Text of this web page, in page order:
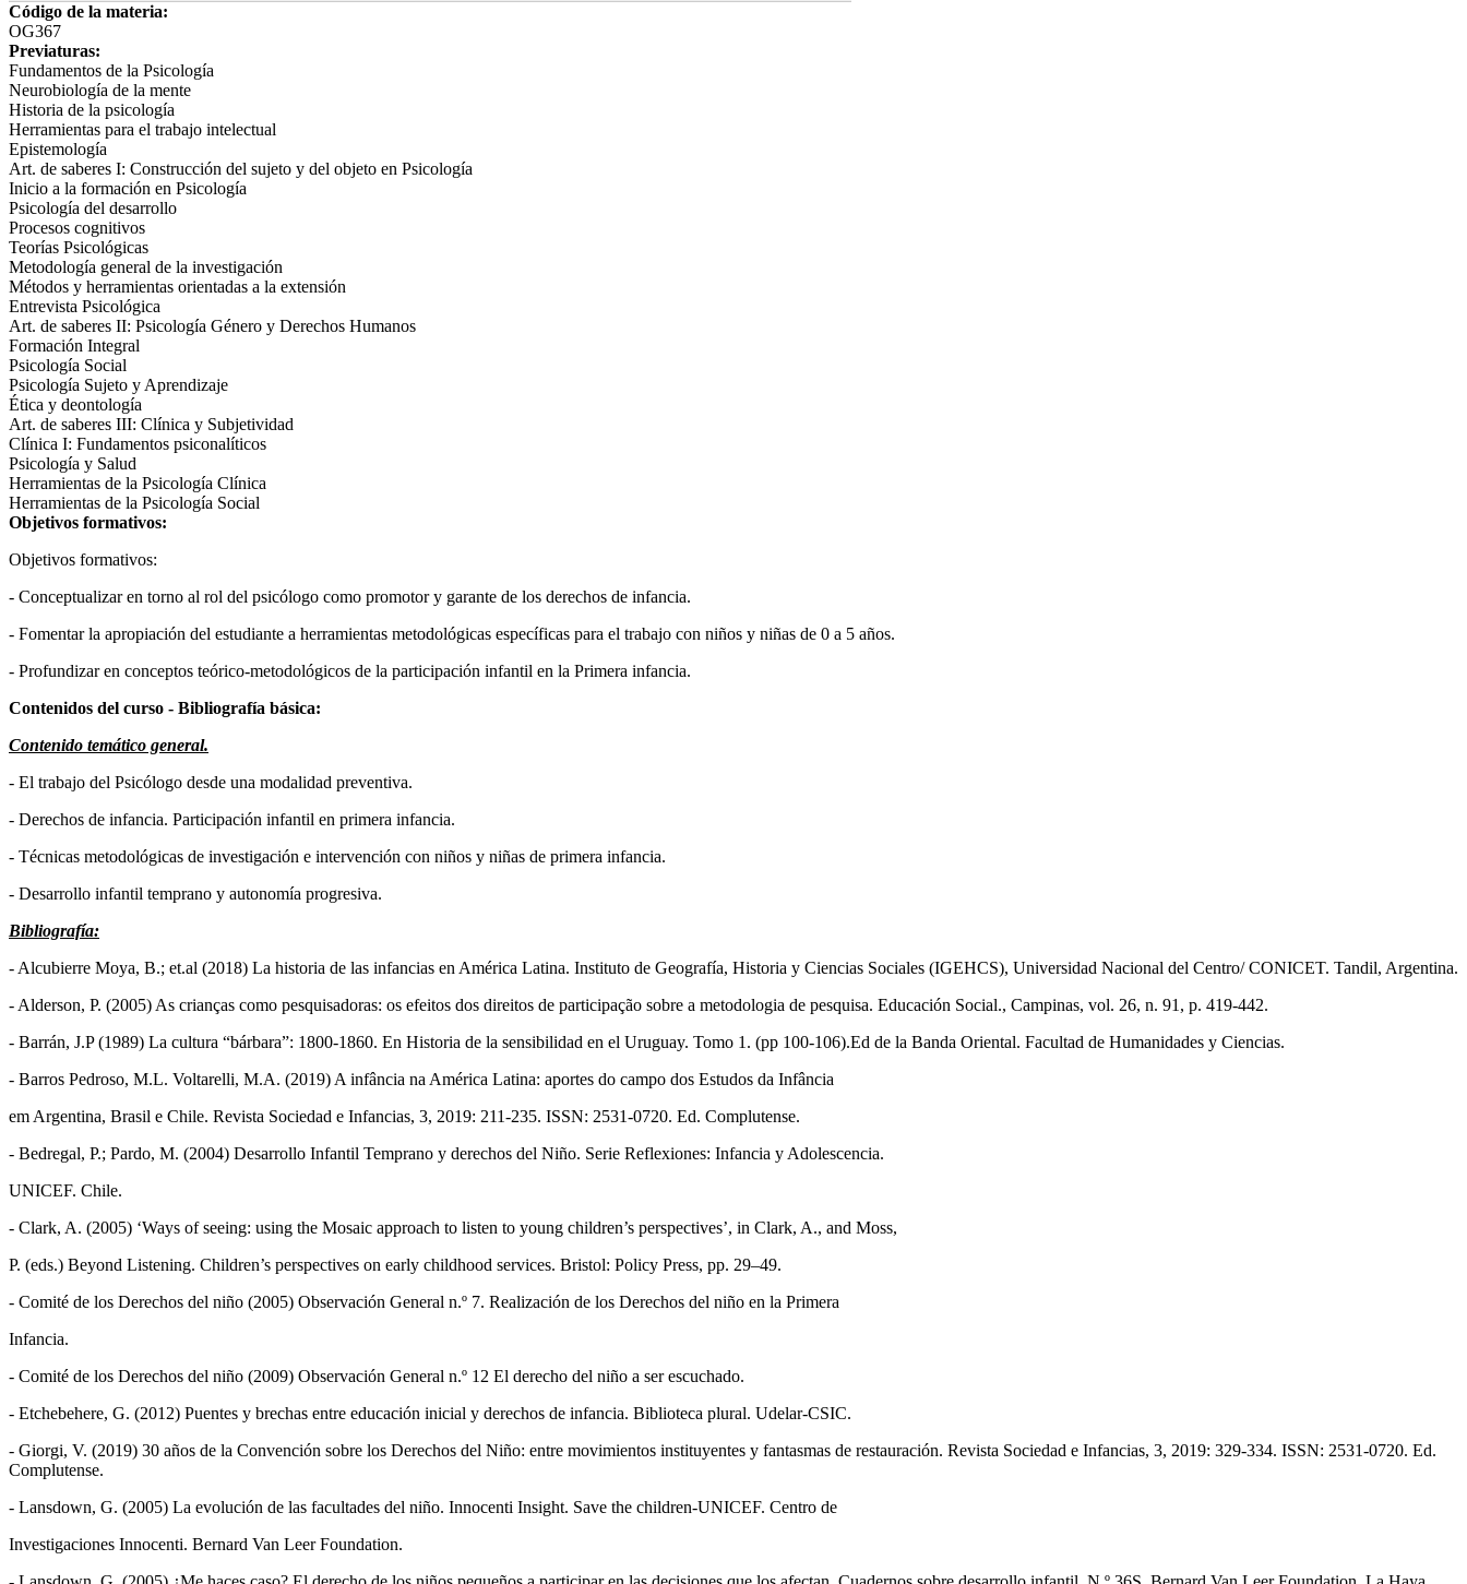
Código de la materia:
OG367
Previaturas:
Fundamentos de la Psicología
Neurobiología de la mente
Historia de la psicología
Herramientas para el trabajo intelectual
Epistemología
Art. de saberes I: Construcción del sujeto y del objeto en Psicología
Inicio a la formación en Psicología
Psicología del desarrollo
Procesos cognitivos
Teorías Psicológicas
Metodología general de la investigación
Métodos y herramientas orientadas a la extensión
Entrevista Psicológica
Art. de saberes II: Psicología Género y Derechos Humanos
Formación Integral
Psicología Social
Psicología Sujeto y Aprendizaje
Ética y deontología
Art. de saberes III: Clínica y Subjetividad
Clínica I: Fundamentos psiconalíticos
Psicología y Salud
Herramientas de la Psicología Clínica
Herramientas de la Psicología Social
Objetivos formativos:
Objetivos formativos:
- Conceptualizar en torno al rol del psicólogo como promotor y garante de los derechos de infancia.
- Fomentar la apropiación del estudiante a herramientas metodológicas específicas para el trabajo con niños y niñas de 0 a 5 años.
- Profundizar en conceptos teórico-metodológicos de la participación infantil en la Primera infancia.
Contenidos del curso - Bibliografía básica:
Contenido temático general.
- El trabajo del Psicólogo desde una modalidad preventiva.
- Derechos de infancia. Participación infantil en primera infancia.
- Técnicas metodológicas de investigación e intervención con niños y niñas de primera infancia.
- Desarrollo infantil temprano y autonomía progresiva.
Bibliografía:
- Alcubierre Moya, B.; et.al (2018) La historia de las infancias en América Latina. Instituto de Geografía, Historia y Ciencias Sociales (IGEHCS), Universidad Nacional del Centro/ CONICET. Tandil, Argentina.
- Alderson, P. (2005) As crianças como pesquisadoras: os efeitos dos direitos de participação sobre a metodologia de pesquisa. Educación Social., Campinas, vol. 26, n. 91, p. 419-442.
- Barrán, J.P (1989) La cultura “bárbara”: 1800-1860. En Historia de la sensibilidad en el Uruguay. Tomo 1. (pp 100-106).Ed de la Banda Oriental. Facultad de Humanidades y Ciencias.
- Barros Pedroso, M.L. Voltarelli, M.A. (2019) A infância na América Latina: aportes do campo dos Estudos da Infância
em Argentina, Brasil e Chile. Revista Sociedad e Infancias, 3, 2019: 211-235. ISSN: 2531-0720. Ed. Complutense.
- Bedregal, P.; Pardo, M. (2004) Desarrollo Infantil Temprano y derechos del Niño. Serie Reflexiones: Infancia y Adolescencia.
UNICEF. Chile.
- Clark, A. (2005) ‘Ways of seeing: using the Mosaic approach to listen to young children’s perspectives’, in Clark, A., and Moss,
P. (eds.) Beyond Listening. Children’s perspectives on early childhood services. Bristol: Policy Press, pp. 29–49.
- Comité de los Derechos del niño (2005) Observación General n.º 7. Realización de los Derechos del niño en la Primera
Infancia.
- Comité de los Derechos del niño (2009) Observación General n.º 12 El derecho del niño a ser escuchado.
- Etchebehere, G. (2012) Puentes y brechas entre educación inicial y derechos de infancia. Biblioteca plural. Udelar-CSIC.
- Giorgi, V. (2019) 30 años de la Convención sobre los Derechos del Niño: entre movimientos instituyentes y fantasmas de restauración. Revista Sociedad e Infancias, 3, 2019: 329-334. ISSN: 2531-0720. Ed.
Complutense.
- Lansdown, G. (2005) La evolución de las facultades del niño. Innocenti Insight. Save the children-UNICEF. Centro de
Investigaciones Innocenti. Bernard Van Leer Foundation.